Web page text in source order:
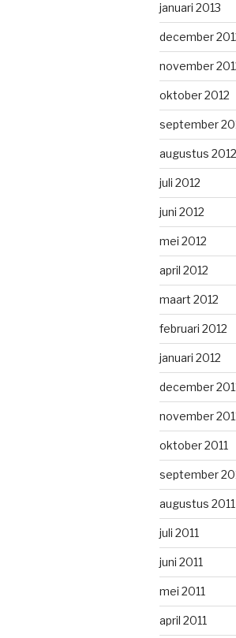
januari 2013
december
november
oktober 2012
september
augustus 2012
juli 2012
juni 2012
mei 2012
april 2012
maart 2012
februari 2012
januari 2012
december
november
oktober 2011
september
augustus 2011
juli 2011
juni 2011
mei 2011
april 2011